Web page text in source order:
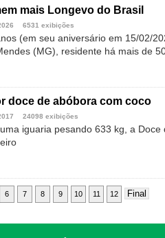
mais Longevo do Brasil
6531 exibições
(em seu aniversário em 15/02/
(MG), residente há mais de
doce de abóbora com coco
24098 exibições
iguaria pesando 633 kg, a
6 7 8 9 10 11 12